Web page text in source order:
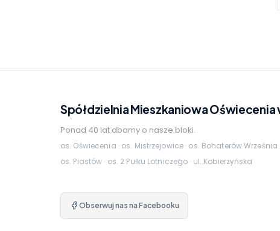
Spółdzielnia Mieszkaniowa Oświecenia
Ponad 40 lat dbamy o nasze bloki.
os. Oświecenia · os. Mistrzejowice · os. Bohaterów
os. Piastów · os. 2 Pułku Lotniczego · ul. Kobierzyńska
Obserwuj nas na Facebooku